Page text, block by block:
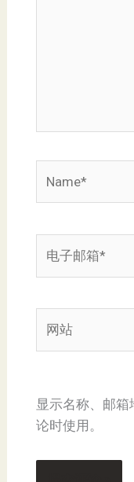
箱
站
显示名称、邮
论时使用。